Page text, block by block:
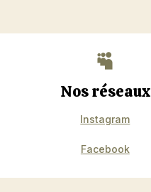

Nos réseaux
Instagram
Facebook